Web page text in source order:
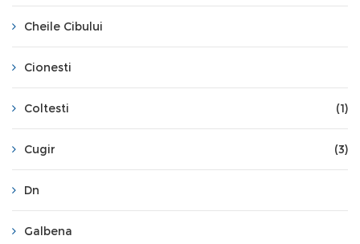
Cheile Cibului
Cionesti
Coltesti (1)
Cugir (3)
Dn
Galbena